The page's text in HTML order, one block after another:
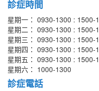
診症時間
星期一： 0930-1300 : 1500-
星期二： 0930-1300 : 1500-
星期三： 0930-1300 : 1500-
星期四： 0930-1300 : 1500-
星期五： 0930-1300 : 1500-
星期六： 1000-1300
診症電話